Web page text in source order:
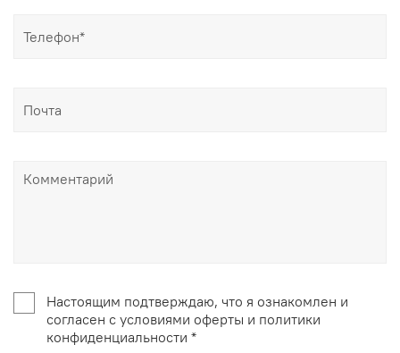
Настоящим подтверждаю, что я ознакомлен и
согласен с условиями оферты и политики
конфиденциальности *